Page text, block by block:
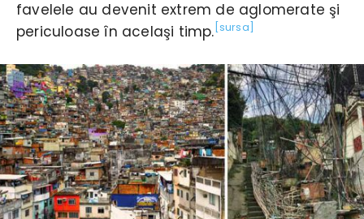
favelele au devenit extrem de aglomerate şi
periculoase în acelaşi timp. [sursa]